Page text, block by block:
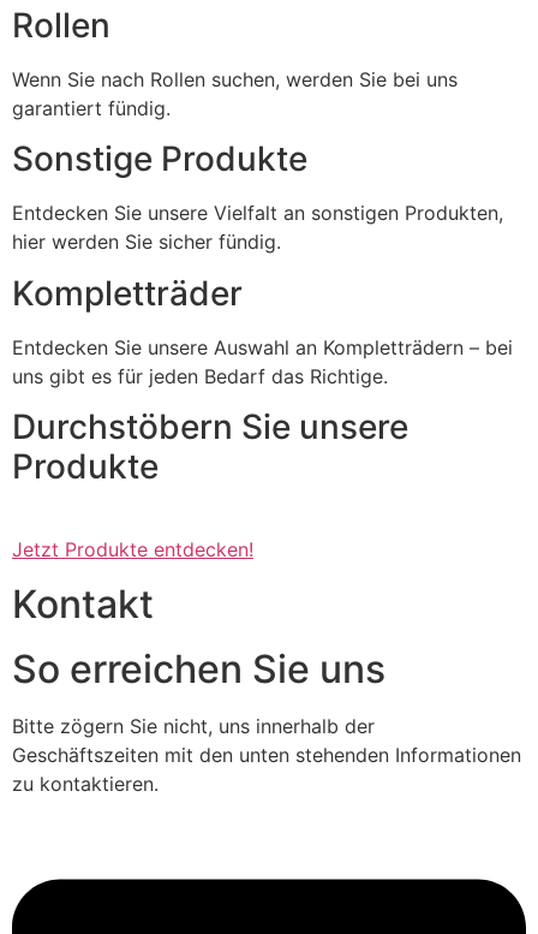
Rollen
Wenn Sie nach Rollen suchen, werden Sie bei uns
garantiert fündig.
Sonstige Produkte
Entdecken Sie unsere Vielfalt an sonstigen Produkten,
hier werden Sie sicher fündig.
Kompletträder
Entdecken Sie unsere Auswahl an Kompletträdern – bei
uns gibt es für jeden Bedarf das Richtige.
Durchstöbern Sie unsere
Produkte
Jetzt Produkte entdecken!
Kontakt
So erreichen Sie uns
Bitte zögern Sie nicht, uns innerhalb der
Geschäftszeiten mit den unten stehenden Informationen
zu kontaktieren.